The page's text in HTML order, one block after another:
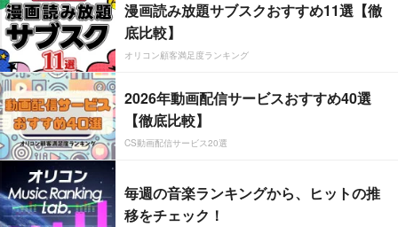
漫画読み放題サブスクおすすめ11選【徹
底比較】
オリコン顧客満足度ランキング
2026年動画配信サービスおすすめ40選
【徹底比較】
CS動画配信サービス20選
毎週の音楽ランキングから、ヒットの推
移をチェック！